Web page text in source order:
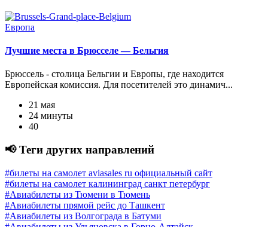
Европа
Лучшие места в Брюсселе — Бельгия
Брюссель - столица Бельгии и Европы, где находится
Европейская комиссия. Для посетителей это динамич...
21 мая
24 минуты
40
📢 Теги других направлений
#билеты на самолет aviasales ru официальный сайт
#билеты на самолет калининград санкт петербург
#Авиабилеты из Тюмени в Тюмень
#Авиабилеты прямой рейс до Ташкент
#Авиабилеты из Волгограда в Батуми